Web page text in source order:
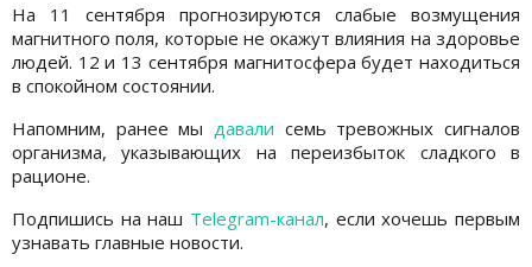
На 11 сентября прогнозируются слабые возмущения
магнитного поля, которые не окажут влияния на здоровье
людей. 12 и 13 сентября магнитосфера будет находиться
в спокойном состоянии.
Напомним, ранее мы давали семь тревожных сигналов
организма, указывающих на переизбыток сладкого в
рационе.
Подпишись на наш Telegram-канал, если хочешь первым
узнавать главные новости.